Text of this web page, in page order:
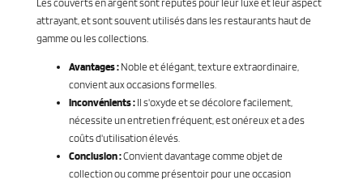
Les couverts en argent sont réputés pour leur luxe et leur aspect
attrayant, et sont souvent utilisés dans les restaurants haut de
gamme ou les collections.
Avantages :Noble et élégant, texture extraordinaire,
convient aux occasions formelles.
Inconvénients :Il s'oxyde et se décolore facilement,
nécessite un entretien fréquent, est onéreux et a des
coûts d'utilisation élevés.
Conclusion :Convient davantage comme objet de
collection ou comme présentoir pour une occasion